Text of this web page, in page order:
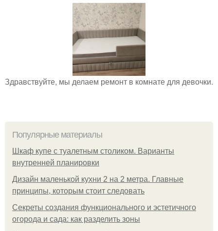
Здравствуйте, мы делаем ремонт в комнате для девочки.
Популярные материалы
Шкаф купе с туалетным столиком. Варианты
внутренней планировки
Дизайн маленькой кухни 2 на 2 метра. Главные
принципы, которым стоит следовать
Секреты создания функционального и эстетичного
огорода и сада: как разделить зоны